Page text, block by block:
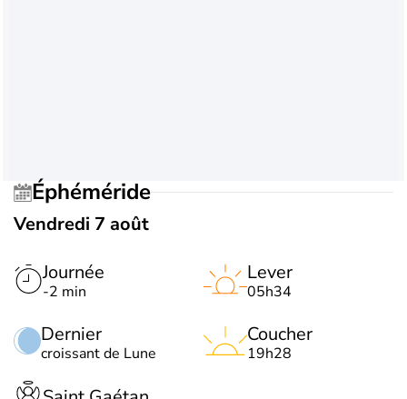
Éphéméride
Vendredi 7 août
Journée
-2 min
Dernier
croissant de Lune
Lever
05h34
Coucher
19h28